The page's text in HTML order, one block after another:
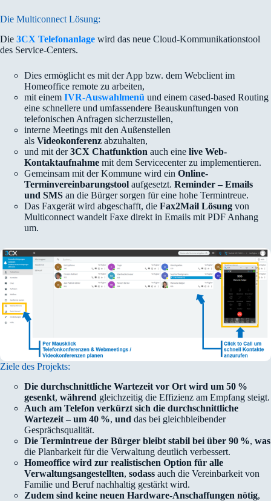
Die Multiconnect Lösung:
Die 3CX Telefonanlage wird das neue Cloud-Kommunikationstool
des Service-Centers.
Dies ermöglicht es mit der App bzw. dem Webclient im
Homeoffice remote zu arbeiten,
mit einem IVR-Auswahlmenü und einem cased-based Routing
eine schnellere und umfassendere Beauskunftungen von
telefonischen Anfragen sicherzustellen,
interne Meetings mit den Außenstellen
als Videokonferenz abzuhalten,
und mit der3CX Chatfunktion auch eine live Web-
Kontaktaufnahme mit dem Servicecenter zu implementieren.
Gemeinsam mit der Kommune wird ein Online-
Terminvereinbarungstool aufgesetzt. Reminder – Emails
und SMS an die Bürger sorgen für eine hohe Termintreue.
Das Faxgerät wird abgeschafft, die Fax2Mail Lösung von
Multiconnect wandelt Faxe direkt in Emails mit PDF Anhang
um.
Ziele des Projekts:
Die durchschnittliche Wartezeit vor Ort wird um 50 %
gesenkt, während gleichzeitig die Effizienz am Empfang steigt.
Auch am Telefon verkürzt sich die durchschnittliche
Wartezeit – um 40 %, und das bei gleichbleibender
Gesprächsqualität.
Die Termintreue der Bürger bleibt stabil bei über 90 %, was
die Planbarkeit für die Verwaltung deutlich verbessert.
Homeoffice wird zur realistischen Option für alle
Verwaltungsangestellten, sodass auch die Vereinbarkeit von
Familie und Beruf nachhaltig gestärkt wird.
Zudem sind keine neuen Hardware-Anschaffungen nötig,